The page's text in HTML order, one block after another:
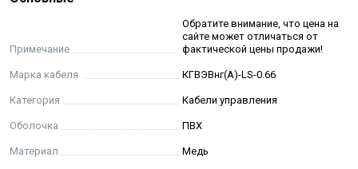
Примечание
Обратите внимание, что цена на
сайте может отличаться от
фактической цены продажи!
Марка кабеля КГВЭВнг(А)-LS-0.66
Категория Кабели управления
Оболочка ПВХ
Материал Медь